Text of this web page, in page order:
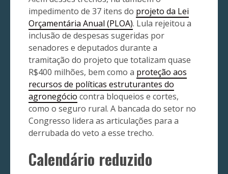
impedimento de 37 itens do projeto da Lei
Orçamentária Anual (PLOA). Lula rejeitou a
inclusão de despesas sugeridas por
senadores e deputados durante a
tramitação do projeto que totalizam quase
R$400 milhões, bem como a proteção aos
recursos de políticas estruturantes do
agronegócio contra bloqueios e cortes,
como o seguro rural. A bancada do setor no
Congresso lidera as articulações para a
derrubada do veto a esse trecho.
Calendário reduzido